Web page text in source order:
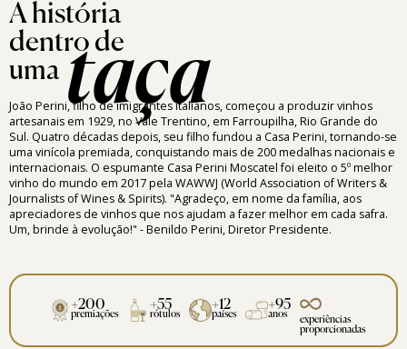
A história
dentro de
umataça
João Perini, filho de imigrantes italianos, começou a produzir vinhos
artesanais em 1929, no Vale Trentino, em Farroupilha, Rio Grande do
Sul. Quatro décadas depois, seu filho fundou a Casa Perini, tornando-se
uma vinícola premiada, conquistando mais de 200 medalhas nacionais e
internacionais. O espumante Casa Perini Moscatel foi eleito o 5º melhor
vinho do mundo em 2017 pela WAWWJ (World Association of Writers &
Journalists of Wines & Spirits). "Agradeço, em nome da família, aos
apreciadores de vinhos que nos ajudam a fazer melhor em cada safra.
Um, brinde à evolução!" - Benildo Perini, Diretor Presidente.
+200
premiações
+55
rótulos
+12
países
+95
anos
experiências
proporcionadas